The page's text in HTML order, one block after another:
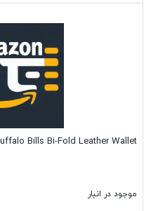
Bills Bi-Fold Leather Wallet
موجود در انبار